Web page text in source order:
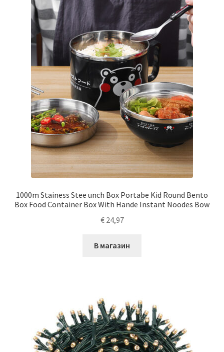
1000m Stainess Stee unch Box Portabe Kid Round Bento
Box Food Container Box With Hande Instant Noodes Bow
€24,97
В магазин